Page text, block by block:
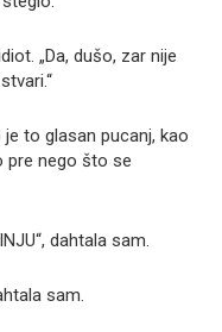
„Da, dušo, zar nije
to glasan pucanj, kao
pre nego što se
dahtala sam.
sam.